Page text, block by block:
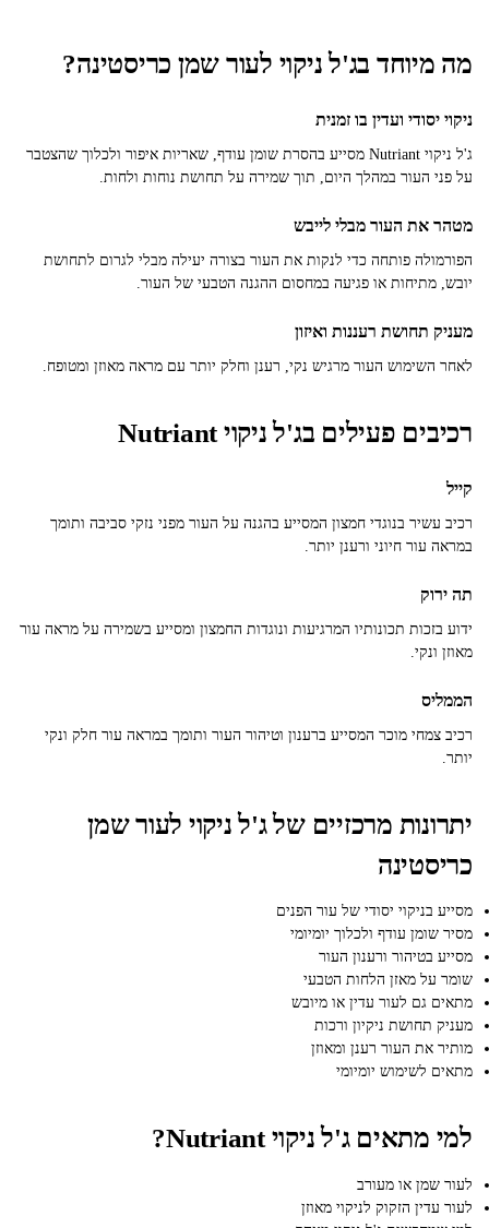
מה מיוחד בג'ל ניקוי לעור שמן כריסטינה?
ניקוי יסודי ועדין בו זמנית
ג'ל ניקוי Nutriant מסייע בהסרת שומן עודף, שאריות איפור ולכלוך שהצטבר
על פני העור במהלך היום, תוך שמירה על תחושת נוחות ולחות.
מטהר את העור מבלי לייבש
הפורמולה פותחה כדי לנקות את העור בצורה יעילה מבלי לגרום לתחושת
יובש, מתיחות או פגיעה במחסום ההגנה הטבעי של העור.
מעניק תחושת רעננות ואיזון
לאחר השימוש העור מרגיש נקי, רענן וחלק יותר עם מראה מאוזן ומטופח.
רכיבים פעילים בג'ל ניקוי Nutriant
קייל
רכיב עשיר בנוגדי חמצון המסייע בהגנה על העור מפני נזקי סביבה ותומך
במראה עור חיוני ורענן יותר.
תה ירוק
ידוע בזכות תכונותיו המרגיעות ונוגדות החמצון ומסייע בשמירה על מראה עור
מאוזן ונקי.
הממליס
רכיב צמחי מוכר המסייע ברענון וטיהור העור ותומך במראה עור חלק ונקי
יותר.
יתרונות מרכזיים של ג'ל ניקוי לעור שמן
כריסטינה
מסייע בניקוי יסודי של עור הפנים
מסיר שומן עודף ולכלוך יומיומי
מסייע בטיהור ורענון העור
שומר על מאזן הלחות הטבעי
מתאים גם לעור עדין או מיובש
מעניק תחושת ניקיון ורכות
מותיר את העור רענן ומאוזן
מתאים לשימוש יומיומי
למי מתאים ג'ל ניקוי Nutriant?
לעור שמן או מעורב
לעור עדין הזקוק לניקוי מאוזן